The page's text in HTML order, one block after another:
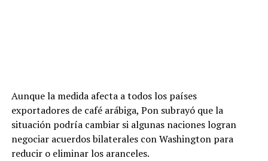
Aunque la medida afecta a todos los países
exportadores de café arábiga, Pon subrayó que la
situación podría cambiar si algunas naciones logran
negociar acuerdos bilaterales con Washington para
reducir o eliminar los aranceles.